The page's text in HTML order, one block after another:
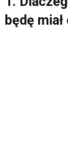
będę